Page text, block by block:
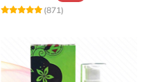
(871)